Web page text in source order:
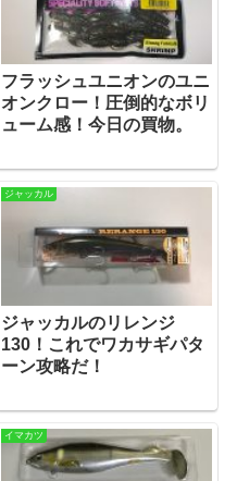
フラッシュユニオンのユニ
オンクロー！圧倒的なボリ
ューム感！今日の買物。
ジャッカル
ジャッカルのリレンジ
130！これでワカサギパタ
ーン攻略だ！
イマカツ